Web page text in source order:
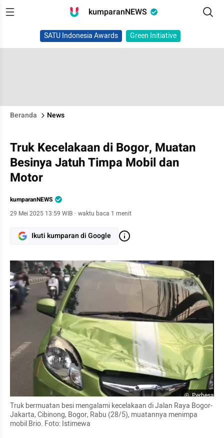
kumparanNEWS
SATU Indonesia Awards Green Initiative
Beranda News
Truk Kecelakaan di Bogor, Muatan
Besinya Jatuh Timpa Mobil dan
Motor
kumparanNEWS
29 Mei 2025 13:59 WIB · waktu baca 1 menit
Ikuti kumparan di Google
Perbesar
Truk bermuatan besi mengalami kecelakaan di Jalan Raya Bogor-
Jakarta, Cibinong, Bogor, Rabu (28/5), muatannya menimpa
mobil Brio. Foto: Istimewa